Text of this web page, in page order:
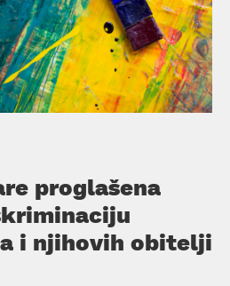
proglašena
i njihovih obitelji